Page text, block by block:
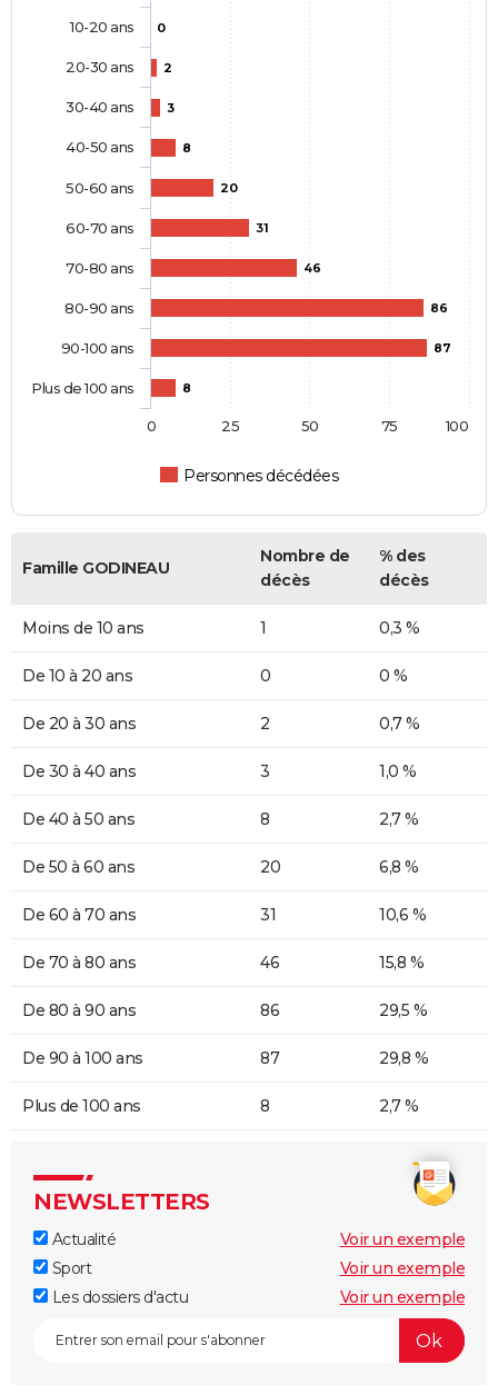
0
2
3
8
20
31
46
86
87
8
Personnes décédées
10-20 ans
20-30 ans
30-40 ans
40-50 ans
50-60 ans
60-70 ans
70-80 ans
80-90 ans
90-100 ans
Plus de 100 ans
0 100
25 50 75
Famille GODINEAU
Nombre de
décès
% des
décès
Moins de 10 ans 1 0,3 %
De 10 à 20 ans 0 0 %
De 20 à 30 ans 2 0,7 %
De 30 à 40 ans 3 1,0 %
De 40 à 50 ans 8 2,7 %
De 50 à 60 ans 20 6,8 %
De 60 à 70 ans 31 10,6 %
De 70 à 80 ans 46 15,8 %
De 80 à 90 ans 86 29,5 %
De 90 à 100 ans 87 29,8 %
Plus de 100 ans 8 2,7 %
NEWSLETTERS
Actualité
Voir un exemple
Sport
Voir un exemple
Les dossiers d'actu
Voir un exemple